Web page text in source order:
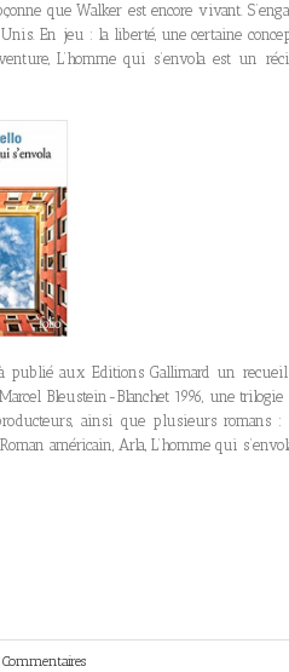
que Walker est encore vivant.
En jeu : la liberté, une certaine
L’homme qui s’envola est un
aux Editions Gallimard un recueil
Bleustein-Blanchet 1996, une trilogie
ainsi que plusieurs romans :
américain, Arla, L’homme qui